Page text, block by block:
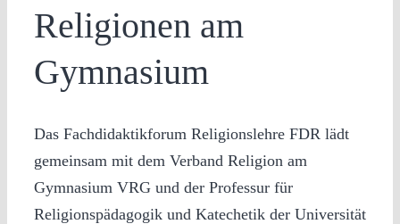
Religionen am
Gymnasium
Das Fachdidaktikforum Religionslehre FDR lädt
gemeinsam mit dem Verband Religion am
Gymnasium VRG und der Professur für
Religionspädagogik und Katechetik der Universität